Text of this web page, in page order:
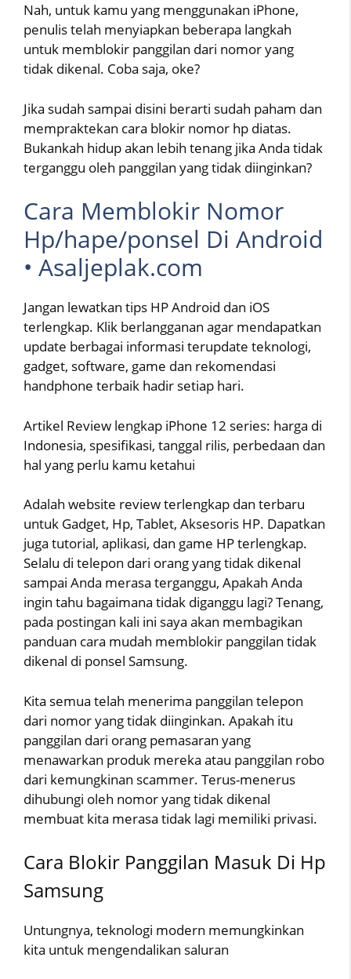
Nah, untuk kamu yang menggunakan iPhone,
penulis telah menyiapkan beberapa langkah
untuk memblokir panggilan dari nomor yang
tidak dikenal. Coba saja, oke?
Jika sudah sampai disini berarti sudah paham dan
mempraktekan cara blokir nomor hp diatas.
Bukankah hidup akan lebih tenang jika Anda tidak
terganggu oleh panggilan yang tidak diinginkan?
Cara Memblokir Nomor
Hp/hape/ponsel Di Android
• Asaljeplak.com
Jangan lewatkan tips HP Android dan iOS
terlengkap. Klik berlangganan agar mendapatkan
update berbagai informasi terupdate teknologi,
gadget, software, game dan rekomendasi
handphone terbaik hadir setiap hari.
Artikel Review lengkap iPhone 12 series: harga di
Indonesia, spesifikasi, tanggal rilis, perbedaan dan
hal yang perlu kamu ketahui
Adalah website review terlengkap dan terbaru
untuk Gadget, Hp, Tablet, Aksesoris HP. Dapatkan
juga tutorial, aplikasi, dan game HP terlengkap.
Selalu di telepon dari orang yang tidak dikenal
sampai Anda merasa terganggu, Apakah Anda
ingin tahu bagaimana tidak diganggu lagi? Tenang,
pada postingan kali ini saya akan membagikan
panduan cara mudah memblokir panggilan tidak
dikenal di ponsel Samsung.
Kita semua telah menerima panggilan telepon
dari nomor yang tidak diinginkan. Apakah itu
panggilan dari orang pemasaran yang
menawarkan produk mereka atau panggilan robo
dari kemungkinan scammer. Terus-menerus
dihubungi oleh nomor yang tidak dikenal
membuat kita merasa tidak lagi memiliki privasi.
Cara Blokir Panggilan Masuk Di Hp
Samsung
Untungnya, teknologi modern memungkinkan
kita untuk mengendalikan saluran